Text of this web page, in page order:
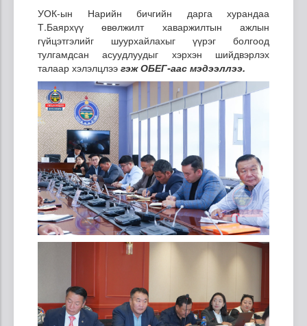
УОК-ын Нарийн бичгийн дарга хурандаа
Т.Баярхүү өвөлжилт хаваржилтын ажлын
гүйцэтгэлийг шуурхайлахыг үүрэг болгоод
тулгамдсан асуудлуудыг хэрхэн шийдвэрлэх
талаар хэлэлцлээ гэж ОБЕГ-аас мэдээллээ.